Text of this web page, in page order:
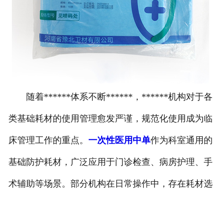
随着******体系不断******，******机构对于各
类基础耗材的使用管理愈发严谨，规范化使用成为临
床管理工作的重点。 一次性医用中单作为科室通用的
基础防护耗材，广泛应用于门诊检查、病房护理、手
术辅助等场景。部分机构在日常操作中，存在耗材选